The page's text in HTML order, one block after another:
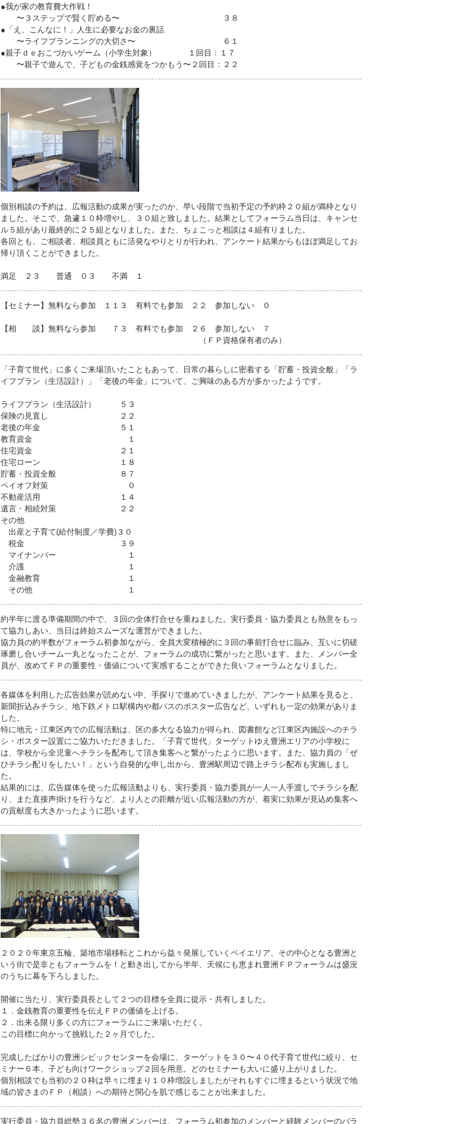
●我が家の教育費大作戦！
〜３ステップで賢く貯める〜 ３８
●「え、こんなに！」人生に必要なお金の裏話
〜ライフプランニングの大切さ〜 ６１
●親子ｄｅおこづかいゲーム（小学生対象） １回目：１７
〜親子で遊んで、子どもの金銭感覚をつかもう〜２回目：２２
個別相談の予約は、広報活動の成果が実ったのか、早い段階で当初予定の予約枠２０組が満枠となり
ました。そこで、急遽１０枠増やし、３０組と致しました。結果としてフォーラム当日は、キャンセ
ル５組があり最終的に２５組となりました。また、ちょこっと相談は４組有りました。
各回とも、ご相談者、相談員ともに活発なやりとりが行われ、アンケート結果からもほぼ満足してお
帰り頂くことができました。
満足 ２３ 普通 ０３ 不満 １
【セミナー】無料なら参加 １１３ 有料でも参加 ２２ 参加しない ０
【相 談】無料なら参加 ７３ 有料でも参加 ２６ 参加しない ７
（ＦＰ資格保有者のみ）
「子育て世代」に多くご来場頂いたこともあって、日常の暮らしに密着する「貯蓄・投資全般」「ラ
イフプラン（生活設計）」「老後の年金」について、ご興味のある方が多かったようです。
ライフプラン（生活設計） ５３
保険の見直し ２２
老後の年金 ５１
教育資金 １
住宅資金 ２１
住宅ローン １８
貯蓄・投資全般 ８７
ペイオフ対策 ０
不動産活用 １４
遺言・相続対策 ２２
その他
出産と子育て(給付制度／学費)３０
税金 ３９
マイナンバー １
介護 １
金融教育 １
その他 １
約半年に渡る準備期間の中で、３回の全体打合せを重ねました。実行委員・協力委員とも熱意をもっ
て協力しあい、当日は終始スムーズな運営ができました。
協力員の約半数がフォーラム初参加ながら、全員大変積極的に３回の事前打合せに臨み、互いに切磋
琢磨し合いチーム一丸となったことが、フォーラムの成功に繋がったと思います。また、メンバー全
員が、改めてＦＰの重要性・価値について実感することができた良いフォーラムとなりました。
各媒体を利用した広告効果が読めない中、手探りで進めていきましたが、アンケート結果を見ると、
新聞折込みチラシ、地下鉄メトロ駅構内や都バスのポスター広告など、いずれも一定の効果がありま
した。
特に地元・江東区内での広報活動は、区の多大なる協力が得られ、図書館など江東区内施設へのチラ
シ・ポスター設置にご協力いただきました。「子育て世代」ターゲットゆえ豊洲エリアの小学校に
は、学校から全児童へチラシを配布して頂き集客へと繋がったように思います。また、協力員の「ぜ
ひチラシ配りをしたい！」という自発的な申し出から、豊洲駅周辺で路上チラシ配布も実施しまし
た。
結果的には、広告媒体を使った広報活動よりも、実行委員・協力委員が一人一人手渡しでチラシを配
り、また直接声掛けを行うなど、より人との距離が近い広報活動の方が、着実に効果が見込め集客へ
の貢献度も大きかったように思います。
２０２０年東京五輪、築地市場移転とこれから益々発展していくベイエリア、その中心となる豊洲と
いう街で是非ともフォーラムを！と動き出してから半年、天候にも恵まれ豊洲ＦＰフォーラムは盛況
のうちに幕を下ろしました。
開催に当たり、実行委員長として２つの目標を全員に提示・共有しました。
１．金銭教育の重要性を伝えＦＰの価値を上げる。
２．出来る限り多くの方にフォーラムにご来場いただく。
この目標に向かって挑戦した２ヶ月でした。
完成したばかりの豊洲シビックセンターを会場に、ターゲットを３０〜４０代子育て世代に絞り、セ
ミナー６本、子ども向けワークショップ２回を用意。どのセミナーも大いに盛り上がりました。
個別相談でも当初の２０枠は早々に埋まり１０枠増設しましたがそれもすぐに埋まるという状況で地
域の皆さまのＦＰ（相談）への期待と関心を肌で感じることが出来ました。
実行委員・協力員総勢３６名の豊洲メンバーは、フォーラム初参加のメンバーと経験メンバーのバラ